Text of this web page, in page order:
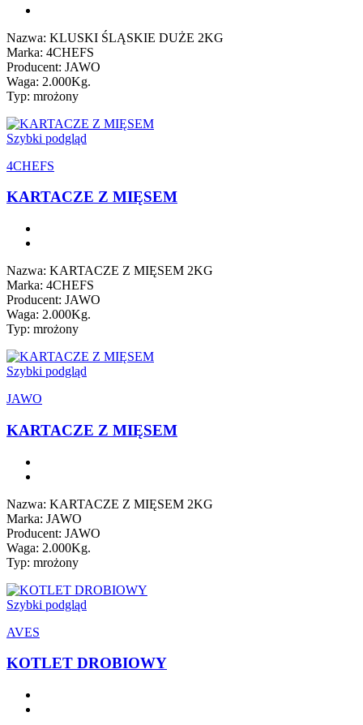
Nazwa: KLUSKI ŚLĄSKIE DUŻE 2KG
Marka: 4CHEFS
Producent: JAWO
Waga: 2.000Kg.
Typ: mrożony
Szybki podgląd
4CHEFS
KARTACZE Z MIĘSEM
Nazwa: KARTACZE Z MIĘSEM 2KG
Marka: 4CHEFS
Producent: JAWO
Waga: 2.000Kg.
Typ: mrożony
Szybki podgląd
JAWO
KARTACZE Z MIĘSEM
Nazwa: KARTACZE Z MIĘSEM 2KG
Marka: JAWO
Producent: JAWO
Waga: 2.000Kg.
Typ: mrożony
Szybki podgląd
AVES
KOTLET DROBIOWY